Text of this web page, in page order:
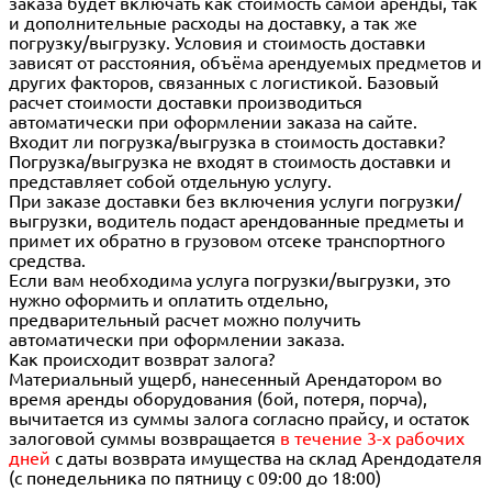
и дополнительные расходы на доставку, а так же
погрузку/выгрузку. Условия и стоимость доставки
зависят от расстояния, объёма арендуемых предметов и
других факторов, связанных с логистикой. Базовый
расчет стоимости доставки производиться
автоматически при оформлении заказа на сайте.
Входит ли погрузка/выгрузка в стоимость доставки?
Погрузка/выгрузка не входят в стоимость доставки и
представляет собой отдельную услугу.
При заказе доставки без включения услуги погрузки/
выгрузки, водитель подаст арендованные предметы и
примет их обратно в грузовом отсеке транспортного
средства.
Если вам необходима услуга погрузки/выгрузки, это
нужно оформить и оплатить отдельно,
предварительный расчет можно получить
автоматически при оформлении заказа.
Как происходит возврат залога?
Материальный ущерб, нанесенный Арендатором во
время аренды оборудования (бой, потеря, порча),
вычитается из суммы залога согласно прайсу, и остаток
залоговой суммы возвращается в течение 3-х рабочих
дней с даты возврата имущества на склад Арендодателя
(с понедельника по пятницу с 09:00 до 18:00)